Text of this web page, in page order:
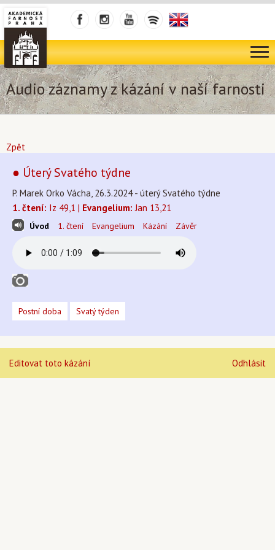
Audio záznamy z kázání v naší farnosti
Zpět
● Úterý Svatého týdne
P. Marek Orko Vácha, 26.3.2024 - úterý Svatého týdne
1. čtení: Iz 49,1 | Evangelium: Jan 13,21
Úvod 1. čtení Evangelium Kázání Závěr
Postní doba Svatý týden
Editovat toto kázání Odhlásit